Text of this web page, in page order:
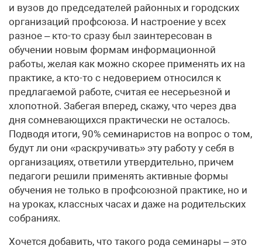
и вузов до председателей районных и городских
организаций профсоюза. И настроение у всех
разное – кто-то сразу был заинтересован в
обучении новым формам информационной
работы, желая как можно скорее применять их на
практике, а кто-то с недоверием относился к
предлагаемой работе, считая ее несерьезной и
хлопотной. Забегая вперед, скажу, что через два
дня сомневающихся практически не осталось.
Подводя итоги, 90% семинаристов на вопрос о том,
будут ли они «раскручивать» эту работу у себя в
организациях, ответили утвердительно, причем
педагоги решили применять активные формы
обучения не только в профсоюзной практике, но и
на уроках, классных часах и даже на родительских
собраниях.
Хочется добавить, что такого рода семинары – это